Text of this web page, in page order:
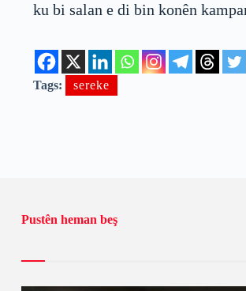
ku bi salan e di bin konên
Tags: sereke
Pustên heman beş